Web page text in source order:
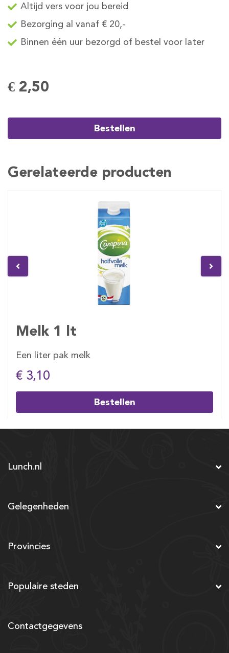
Altijd vers voor jou bereid
Bezorging al vanaf € 20,-
Binnen één uur bezorgd of bestel voor later
€ 2,50
Bestellen
Gerelateerde producten
Melk 1 lt
Een liter pak melk
€ 3,10
Bestellen
Lunch.nl
Gelegenheden
Provincies
Populaire steden
Contactgegevens